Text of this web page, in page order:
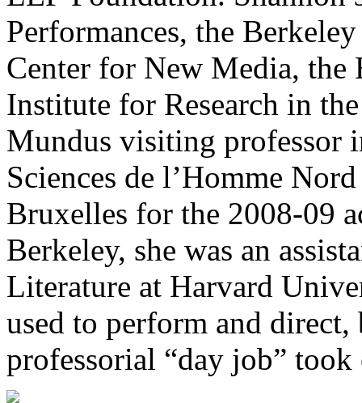
Performances, the
Center for New Media,
Institute for Research in
Mundus visiting professor
Sciences de l’Homme
Bruxelles for the 2008-09
Berkeley, she was an
Literature at Harvard
used to perform and
professorial “day job” took